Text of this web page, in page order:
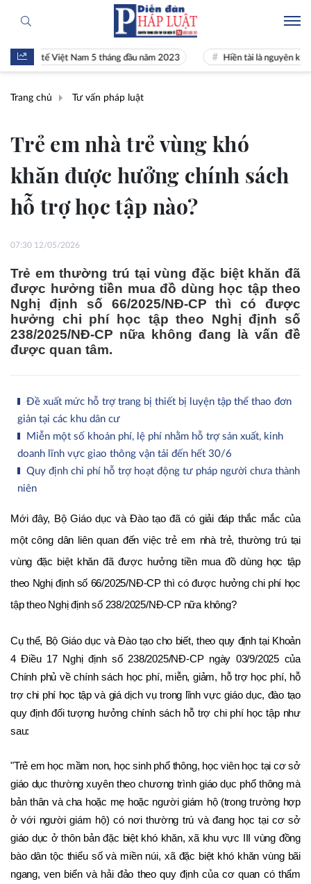
tế Việt Nam 5 tháng đầu năm 2023 Hiền tài là nguyên khí Quốc
Trang chủ Tư vấn pháp luật
Trẻ em nhà trẻ vùng khó
khăn được hưởng chính sách
hỗ trợ học tập nào?
07:30 12/05/2026
Trẻ em thường trú tại vùng đặc biệt khăn đã
được hưởng tiền mua đồ dùng học tập theo
Nghị định số 66/2025/NĐ-CP thì có được
hưởng chi phí học tập theo Nghị định số
238/2025/NĐ-CP nữa không đang là vấn đề
được quan tâm.
Đề xuất mức hỗ trợ trang bị thiết bị luyện tập thể thao đơn
giản tại các khu dân cư
Miễn một số khoản phí, lệ phí nhằm hỗ trợ sản xuất, kinh
doanh lĩnh vực giao thông vận tải đến hết 30/6
Quy định chi phí hỗ trợ hoạt động tư pháp người chưa thành
niên
Mới đây, Bộ Giáo dục và Đào tạo đã có giải đáp thắc mắc của
một công dân liên quan đến việc trẻ em nhà trẻ, thường trú tại
vùng đặc biệt khăn đã được hưởng tiền mua đồ dùng học tập
theo Nghị định số 66/2025/NĐ-CP thì có được hưởng chi phí học
tập theo Nghị định số 238/2025/NĐ-CP nữa không?
Cụ thể, Bộ Giáo dục và Đào tạo cho biết, theo quy định tại Khoản
4 Điều 17 Nghị định số 238/2025/NĐ-CP ngày 03/9/2025 của
Chính phủ về chính sách học phí, miễn, giảm, hỗ trợ học phí, hỗ
trợ chi phí học tập và giá dịch vụ trong lĩnh vực giáo dục, đào tạo
quy định đối tượng hưởng chính sách hỗ trợ chi phí học tập như
sau:
"Trẻ em học mầm non, học sinh phổ thông, học viên học tại cơ sở
giáo dục thường xuyên theo chương trình giáo dục phổ thông mà
bản thân và cha hoặc mẹ hoặc người giám hộ (trong trường hợp
ở với người giám hộ) có nơi thường trú và đang học tại cơ sở
giáo dục ở thôn bản đặc biệt khó khăn, xã khu vực III vùng đồng
bào dân tộc thiểu số và miền núi, xã đặc biệt khó khăn vùng bãi
ngang, ven biển và hải đảo theo quy định của cơ quan có thẩm